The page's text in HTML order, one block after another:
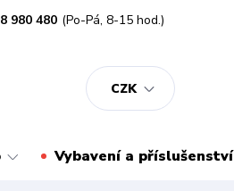
CZK
980 480 (Po-Pá, 8-15 hod.)
Vybavení a příslušenství